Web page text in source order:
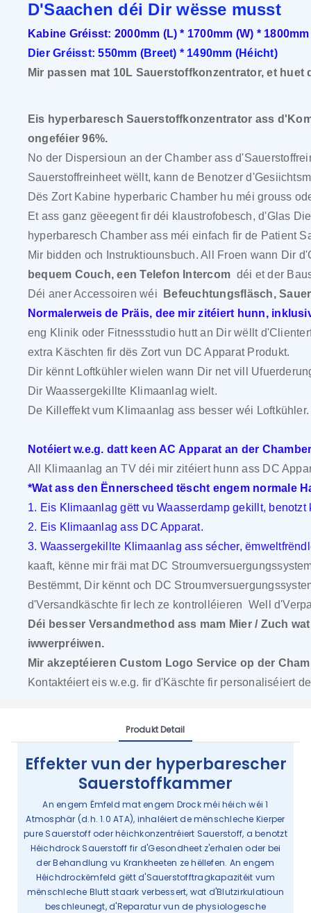
D'Saachen déi Dir wësse musst
Kabine Gréisst: 2000mm (L) * 1700mm (W) * 1800mm
Dier Gréisst: 550mm (Breet) * 1490mm (Héicht)
Mir passen mat 10L Sauerstoffkonzentrator, et
Eis hyperbaresch Sauerstoffkonzentrator ass
ongeféier 96%.
No der Dispersioun an der Chamber ass
Sauerstoffreinheet wëllt, kann de Benotzer
Dës Zort Kabine hyperbaric Chamber hu méi grouss
Et ass ganz gëeegent fir déi klaustrofobesch, d'Glas
hyperbaresch Chamber ass méi einfach fir de Patient
Mir bidden och Instruktiounsbuch. All Froen wann Dir
bequem Couch, een Telefon Intercom déi et der
Déi aner Accessoiren wéi
Befeuchtungsfläsch,
Normalerweis de Präis, dee mir zitéiert hunn,
eng Klinik oder Fitnessstudio hutt an Dir wëllt
extra Käschten fir dës Zort vun DC Apparat Produkt.
Dir kënnt Loftkühler wielen wann Dir net vill
Dir Waassergekillte Klimaanlag wielt.
De Killeffekt vum Klimaanlag ass besser wéi
Notéiert w.e.g. datt keen AC Apparat an der
All Klimaanlag an TV déi mir zitéiert hunn ass DC
*Wat ass den Ënnerscheed tëscht engem normale
1. Eis Klimaanlag gëtt vu Waasserdamp gekillt,
2. Eis Klimaanlag ass DC Apparat.
3. Waassergekillte Klimaanlag ass sécher,
kaaft, kënne mir fräi mat DC
Bestëmmt, Dir kënnt och DC
d'Versandkäschte fir Iech ze kontrolléieren Well
Déi besser Versandmethod ass mam Mier / Zuch
iwwerpréiwen.
Mir akzeptéieren Custom Logo Service op der
Kontaktéiert eis w.e.g. fir d'Käschte fir personaliséiert
Produkt Detail
Effekter vun der hyperbarescher
Sauerstoffkammer
An engem Ëmfeld mat engem Drock méi héich wéi 1
Atmosphär (d.h. 1.0 ATA), inhaléiert de mënschleche Kierper
pure Sauerstoff oder héichkonzentréiert Sauerstoff, a benotzt
Héichdrock Sauerstoff fir d'Gesondheet z'erhalen oder bei
der Behandlung vu Krankheeten ze hëllefen. An engem
Héichdrockëmfeld gëtt d'Sauerstofftragkapazitéit vum
mënschleche Blutt staark verbessert, wat d'Blutzirkulatioun
beschleunegt, d'Reparatur vun de physiologesche